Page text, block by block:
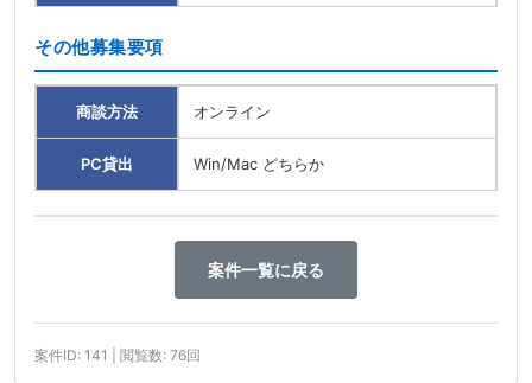
その他募集要項
商談方法 オンライン
PC貸出 Win/Mac どちらか
案件一覧に戻る
案件ID: 141 | 閲覧数: 76回